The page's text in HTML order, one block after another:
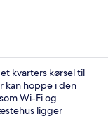
kvarters kørsel til
kan hoppe i den
Wi-Fi og
ligger